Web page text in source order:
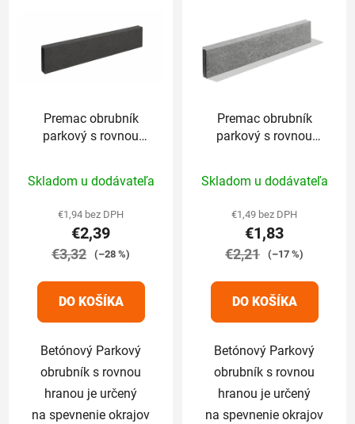
Premac obrubník
parkový s rovnou
hodnotenie
produktu
je
5,0
5
hviezdičiek.
Skladom u dodávateľa
€1,94 bez DPH
€2,39
€3,32 (–28 %)
DO KOŠÍKA
Betónový Parkový
obrubník s rovnou
hranou je určený
na spevnenie okrajov
Premac obrubník
parkový s rovnou
hodnotenie
produktu
je
5,0
5
hviezdičiek.
Skladom u dodávateľa
€1,49 bez DPH
€1,83
€2,21 (–17 %)
DO KOŠÍKA
Betónový Parkový
obrubník s rovnou
hranou je určený
na spevnenie okrajov